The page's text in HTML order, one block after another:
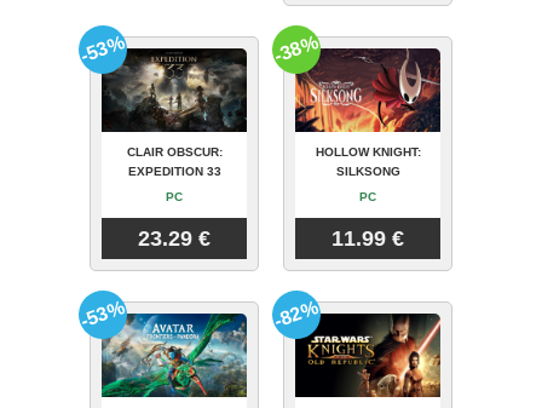
CLAIR OBSCUR:
EXPEDITION 33
PC
23.29 €
-53%
HOLLOW KNIGHT:
SILKSONG
PC
11.99 €
-38%
-53% -82%